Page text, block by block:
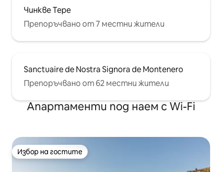
Чинкве Тере
Препоръчвано от 7 местни жители
Sanctuaire de Nostra Signora de Montenero
Препоръчвано от 62 местни жители
Апартаменти под наем с Wi-Fi
Избор на гостите
Избор на гостите